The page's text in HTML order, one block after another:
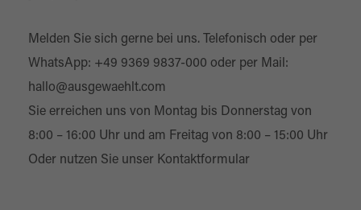
Melden Sie sich gerne bei uns. Telefonisch oder per
WhatsApp: +49 9369 9837-000 oder per Mail:
hallo@ausgewaehlt.com
Sie erreichen uns von Montag bis Donnerstag von
8:00 – 16:00 Uhr und am Freitag von 8:00 – 15:00 Uhr
Oder nutzen Sie unser Kontaktformular